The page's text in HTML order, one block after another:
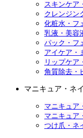
スキンケア
クレンジン
化粧水・フ
乳液・美容
パック・フ
アイケア・
リップケア
角質除去・
マニキュア・ネ
マニキュア
マニキュア
つけ爪・ネ